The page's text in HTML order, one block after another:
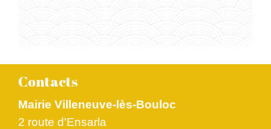
Contacts
Mairie Villeneuve-lès-Bouloc
2 route d'Ensarla